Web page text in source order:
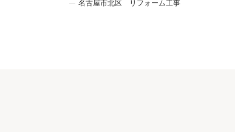
名古屋市北区 リフォーム工事